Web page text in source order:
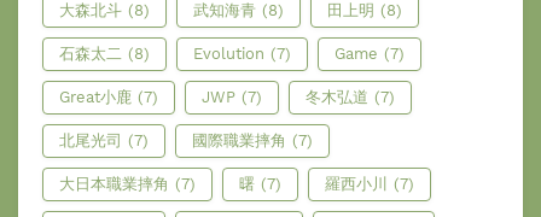
大森北斗 (8) 武知海青 (8) 田上明 (8)
石森太二 (8) Evolution (7) Game (7)
Great小鹿 (7) JWP (7) 冬木弘道 (7)
北尾光司 (7) 國際職業摔角 (7)
大日本職業摔角 (7) 曙 (7) 羅西小川 (7)